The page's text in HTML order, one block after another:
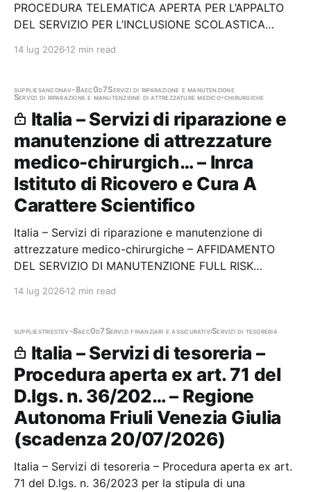
PROCEDURA TELEMATICA APERTA PER L’APPALTO
DEL SERVIZIO PER L’INCLUSIONE SCOLASTICA
LA GESTIONE DEI CENTRI DI ALFABETIZZAZIONE IN
- Servizio Supporto Alle…
14 lug 2026 12 min read
suppliesanconav-8aec0d7Servizi di riparazione e manutenzione
Servizi di riparazione e manutenzione di attrezzature medico-chirurgiche
Italia – Servizi di riparazione e
manutenzione di attrezzature
medico-chirurgich… – Inrca
Istituto di Ricovero e Cura A
Carattere Scientifico
Italia – Servizi di riparazione e manutenzione di
attrezzature medico-chirurgiche – AFFIDAMENTO
DEL SERVIZIO DI MANUTENZIONE FULL RISK
NUCLEARE 1.5T PHILIPS-INGENIA - PRESIDIO
appaltante: Inrca Istituto di Ricovero e Cura…
14 lug 2026 12 min read
suppliestriestev-8aec0d7Servizi finanziari e assicurativiServizi di tesoreria
Italia – Servizi di tesoreria –
Procedura aperta ex art. 71 del
D.lgs. n. 36/202… – Regione
Autonoma Friuli Venezia Giulia
(scadenza 20/07/2026)
Italia – Servizi di tesoreria – Procedura aperta ex art.
71 del D.lgs. n. 36/2023 per la stipula di una